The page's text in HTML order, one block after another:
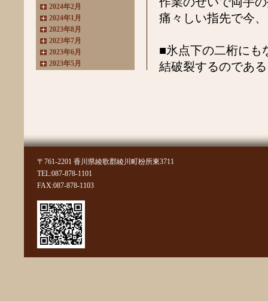
2024年2月
2024年1月
2023年8月
2023年7月
2023年6月
2023年5月
2022年6月
2022年3月
2022年2月
2022年1月
2021年11月
2021年10月
2021年9月
2021年8月
2021年7月
2021年6月
痛々しい指先で今
■氷点下の二桁にも
結破裂するのであ
〒761-2201 香川県綾歌郡綾川町枌所東3711
TEL:087-878-1101
FAX:087-878-1103